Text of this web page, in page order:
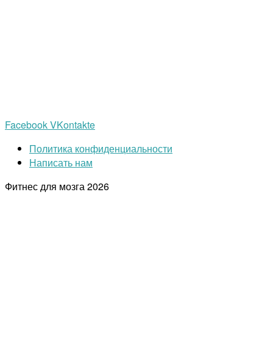
FacebookVKontakte
Политика конфиденциальности
Написать нам
Фитнес для мозга2026